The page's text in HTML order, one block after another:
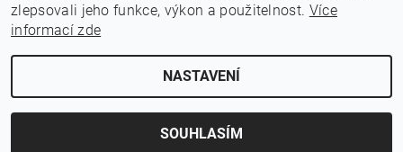
2026 © PARTYON.cz, všechna práva vyhrazena
Vytvořil Shoptet
zlepsovali jeho funkce, výkon a použitelnost. Více
informací zde
NASTAVENÍ
SOUHLASÍM